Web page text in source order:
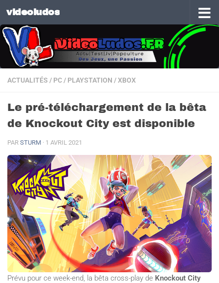
Skip to content
videoludos
ACTUALITÉS / PC/ PLAYSTATION /XBOX
Le pré-téléchargement de la bêta
de Knockout City est disponible
PAR STURM · 1 AVRIL 2021
Prévu pour ce week-end, la bêta cross-play de Knockout City